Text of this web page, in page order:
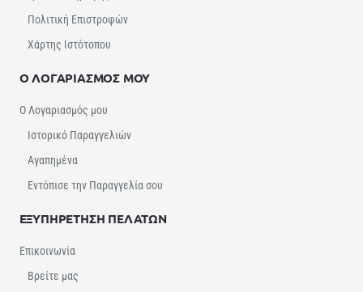
Πολιτική Επιστροφών
Χάρτης Ιστότοπου
Ο ΛΟΓΑΡΙΑΣΜΟΣ ΜΟΥ
Ο Λογαριασμός μου
Ιστορικό Παραγγελιών
Αγαπημένα
Εντόπισε την Παραγγελία σου
ΕΞΥΠΗΡΕΤΗΣΗ ΠΕΛΑΤΩΝ
Επικοινωνία
Βρείτε μας